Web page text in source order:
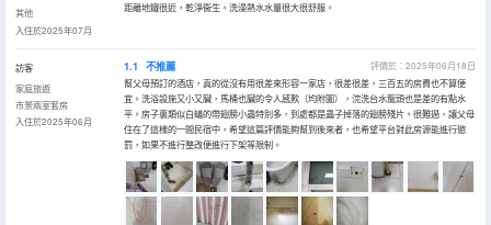
其他
入住於2025年07月
距離地鐵很近，乾淨衞生。洗澡熱水水量很大很舒服。
訪客
家庭旅遊
市景兩室套房
入住於2025年06月
1.1 不推薦
評價於：2025年06月18日
幫父母預訂的酒店，真的從沒有用很差來形容一家店，很差很差，三百五的房費也不算便
宜。洗浴設施又小又臟，馬桶也臟的令人感歎（均附圖），浣洗台水龍頭也是差的有點水
平。房子裏類似白蟻的帶翅膀小蟲特別多，到處都是蟲子掉落的翅膀殘片。很難過，讓父母
住在了這樣的一間民宿中，希望這篇評價能夠幫到後來者，也希望平台對此房源能進行懲
罰，如果不進行整改便進行下架等限制。